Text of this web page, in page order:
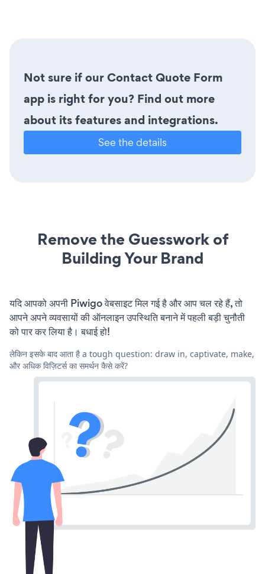
Not sure if our Contact Quote Form
app is right for you? Find out more
about its features and integrations.
See the details
Remove the Guesswork of
Building Your Brand
यदि आपको अपनी Piwigo वेबसाइट मिल गई है और आप चल रहे हैं, तो
आपने अपने व्यवसायों की ऑनलाइन उपस्थिति बनाने में पहली बड़ी चुनौती
को पार कर लिया है। बधाई हो!
लेकिन इसके बाद आता है a tough question: draw in, captivate, make,
और अधिक विज़िटर्स का समर्थन कैसे करें?